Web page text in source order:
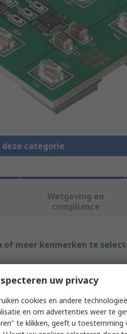
deze categorie
Wetgeving en
compliance
of meer kenmerken te
Function Battery Charger
uw privacy
cookies en andere
en om advertenties weer te
te klikken, geeft u toestemming